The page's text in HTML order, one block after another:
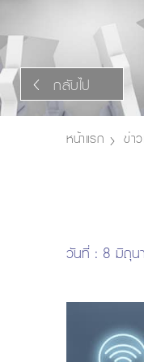
กลับไป
หน้าแรก ข่า
วันที่ : 8 มิถุน